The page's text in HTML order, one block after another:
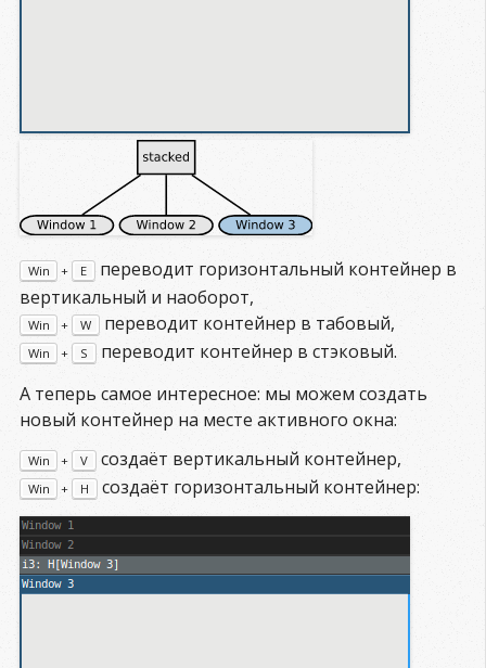
Win + E переводит горизонтальный контейнер в
вертикальный и наоборот,
Win + W переводит контейнер в табовый,
Win + S переводит контейнер в стэковый.
А теперь самое интересное: мы можем создать
новый контейнер на месте активного окна:
Win + V создаёт вертикальный контейнер,
Win + H создаёт горизонтальный контейнер: